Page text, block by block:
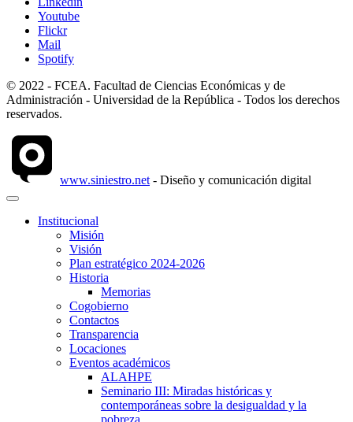
Youtube
Flickr
Mail
Spotify
© 2022 - FCEA. Facultad de Ciencias Económicas y de
Administración - Universidad de la República - Todos los derechos
reservados.
www.siniestro.net - Diseño y comunicación digital
Institucional
Misión
Visión
Plan estratégico 2024-2026
Historia
Memorias
Cogobierno
Contactos
Transparencia
Locaciones
Eventos académicos
ALAHPE
Seminario III: Miradas históricas y
contemporáneas sobre la desigualdad y la
pobreza